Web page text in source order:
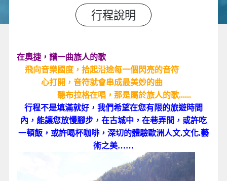
行程說明
在奧捷，譜一曲旅人的歌
飛向音樂國度，拾起沿途每一個閃亮的音符
心打開，音符就會串成最美妙的曲
聽布拉格在唱，那是屬於旅人的歌......
行程不是填滿就好，我們希望在您有限的旅遊時間
內，能讓您放慢腳步，在古城中，在巷弄間，或許吃